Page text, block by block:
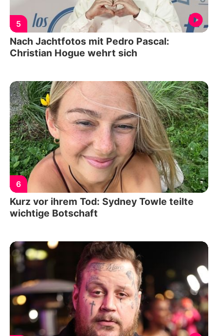
5
Nach Jachtfotos mit Pedro Pascal:
Christian Hogue wehrt sich
6
Kurz vor ihrem Tod: Sydney Towle teilte
wichtige Botschaft